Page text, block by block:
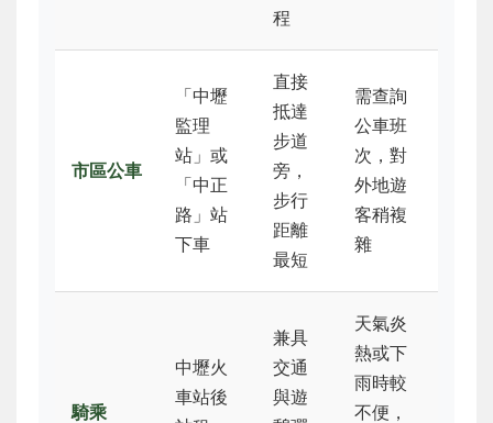
程
市區公車
「中壢
監理
站」或
「中正
路」站
下車
直接
抵達
步道
旁，
步行
距離
最短
需查詢
公車班
次，對
外地遊
客稍複
雜
騎乘
中壢火
車站後
兼具
交通
與遊
天氣炎
熱或下
雨時較
不便，